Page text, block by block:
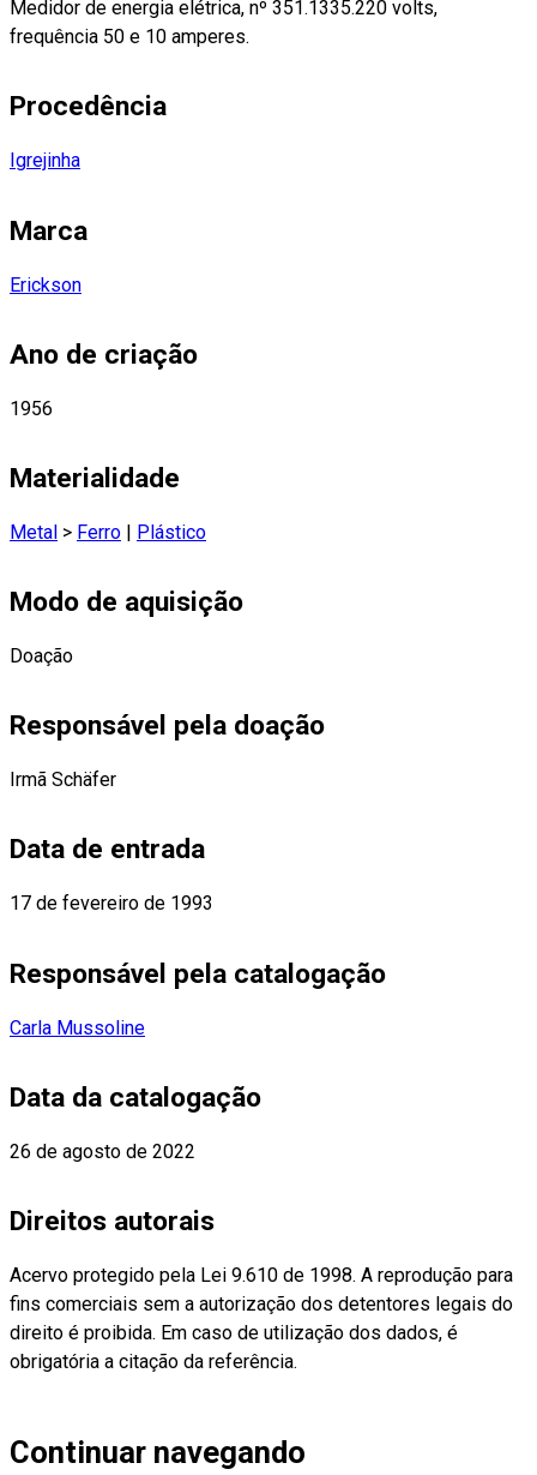
Medidor de energia elétrica, nº 351.1335.220 volts,
frequência 50 e 10 amperes.
Procedência
Igrejinha
Marca
Erickson
Ano de criação
1956
Materialidade
Metal > Ferro | Plástico
Modo de aquisição
Doação
Responsável pela doação
Irmã Schäfer
Data de entrada
17 de fevereiro de 1993
Responsável pela catalogação
Carla Mussoline
Data da catalogação
26 de agosto de 2022
Direitos autorais
Acervo protegido pela Lei 9.610 de 1998. A reprodução para
fins comerciais sem a autorização dos detentores legais do
direito é proibida. Em caso de utilização dos dados, é
obrigatória a citação da referência.
Continuar navegando